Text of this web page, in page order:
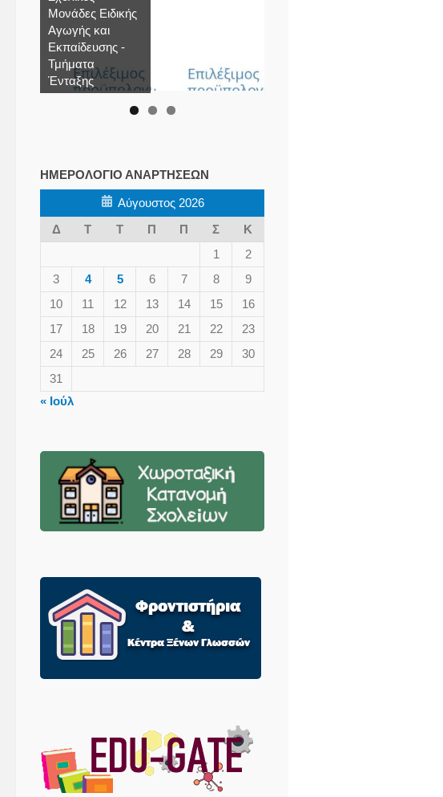
Μονάδες Ειδικής
Αγωγής και
Εκπαίδευσης -
Τμήματα
Ένταξης
ΗΜΕΡΟΛΌΓΙΟ ΑΝΑΡΤΉΣΕΩΝ
Αύγουστος 2026
Δ
Τ Τ Π Π Σ
Κ
1
2
3
4 5 6 7 8
9
10
11 12 13 14 15
16
17
18 19 20 21 22
23
24
25 26 27 28 29
30
31
« Ιούλ